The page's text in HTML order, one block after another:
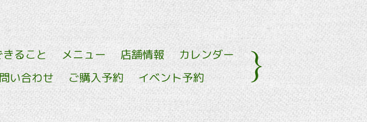
きること メニュー 店舗情報
カレンダー
い合わせ ご購入予約 イベント予約